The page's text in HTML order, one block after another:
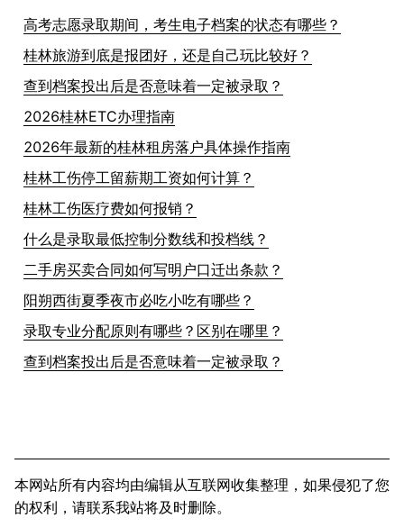
高考志愿录取期间，考生电子档案的状态有哪些？
桂林旅游到底是报团好，还是自己玩比较好？
查到档案投出后是否意味着一定被录取？
2026桂林ETC办理指南
2026年最新的桂林租房落户具体操作指南
桂林工伤停工留薪期工资如何计算？
桂林工伤医疗费如何报销？
什么是录取最低控制分数线和投档线？
二手房买卖合同如何写明户口迁出条款？
阳朔西街夏季夜市必吃小吃有哪些？
录取专业分配原则有哪些？区别在哪里？
查到档案投出后是否意味着一定被录取？
本网站所有内容均由编辑从互联网收集整理，如果侵犯了您
的权利，请联系我站将及时删除。